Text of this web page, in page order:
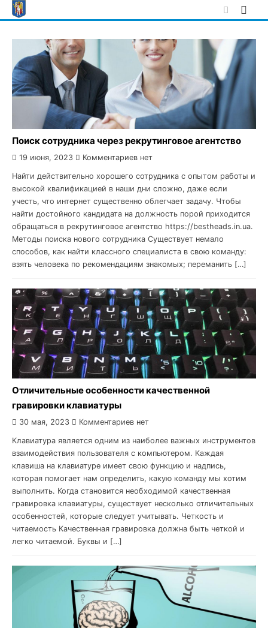
Skip
to
Поиск сотрудника через рекрутинговое агентство
19 июня, 2023 Комментариев нет
Найти действительно хорошего сотрудника с опытом работы и
высокой квалификацией в наши дни сложно, даже если
учесть, что интернет существенно облегчает задачу. Чтобы
найти достойного кандидата на должность порой приходится
обращаться в рекрутинговое агентство https://bestheads.in.ua.
Методы поиска нового сотрудника Существует немало
способов, как найти классного специалиста в свою команду:
взять человека по рекомендациям знакомых; переманить […]
Отличительные особенности качественной
гравировки клавиатуры
30 мая, 2023 Комментариев нет
Клавиатура является одним из наиболее важных инструментов
взаимодействия пользователя с компьютером. Каждая
клавиша на клавиатуре имеет свою функцию и надпись,
которая помогает нам определить, какую команду мы хотим
выполнить. Когда становится необходимой качественная
гравировка клавиатуры, существует несколько отличительных
особенностей, которые следует учитывать. Четкость и
читаемость Качественная гравировка должна быть четкой и
легко читаемой. Буквы и […]